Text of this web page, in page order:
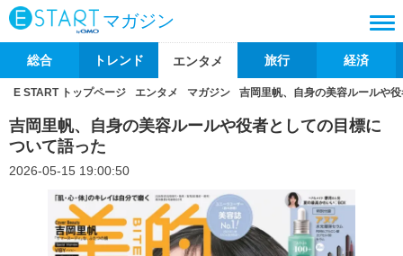
マガジン
総合 トレンド エンタメ 旅行 経済
E START トップページ エンタメ マガジン 吉岡里帆、自身の美容ルールや
吉岡里帆、自身の美容ルールや役者としての目標に
ついて語った
2026-05-15 19:00:50